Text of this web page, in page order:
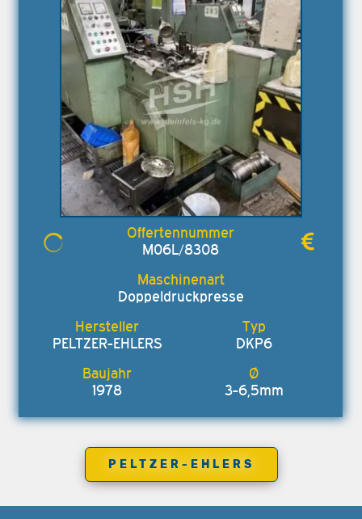
M06L/8308
Doppeldruckpresse
PELTZER-EHLERS DKP6
1978 3-6,5mm
PELTZER-EHLERS